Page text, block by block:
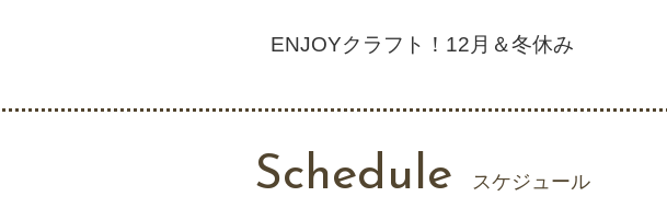
ENJOYクラフト！12月＆冬休み
Schedule スケジュール